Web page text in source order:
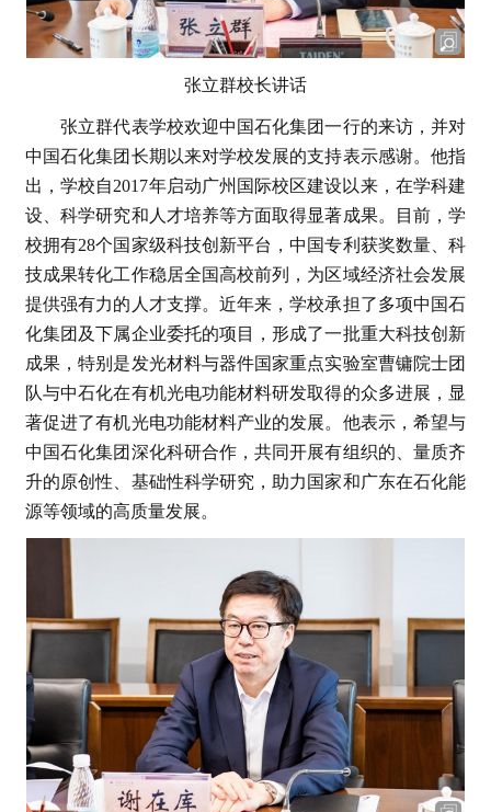
张立群校长讲话
张立群代表学校欢迎中国石化集团一行的来访，并对
中国石化集团长期以来对学校发展的支持表示感谢。他指
出，学校自2017年启动广州国际校区建设以来，在学科建
设、科学研究和人才培养等方面取得显著成果。目前，学
校拥有28个国家级科技创新平台，中国专利获奖数量、科
技成果转化工作稳居全国高校前列，为区域经济社会发展
提供强有力的人才支撑。近年来，学校承担了多项中国石
化集团及下属企业委托的项目，形成了一批重大科技创新
成果，特别是发光材料与器件国家重点实验室曹镛院士团
队与中石化在有机光电功能材料研发取得的众多进展，显
著促进了有机光电功能材料产业的发展。他表示，希望与
中国石化集团深化科研合作，共同开展有组织的、量质齐
升的原创性、基础性科学研究，助力国家和广东在石化能
源等领域的高质量发展。